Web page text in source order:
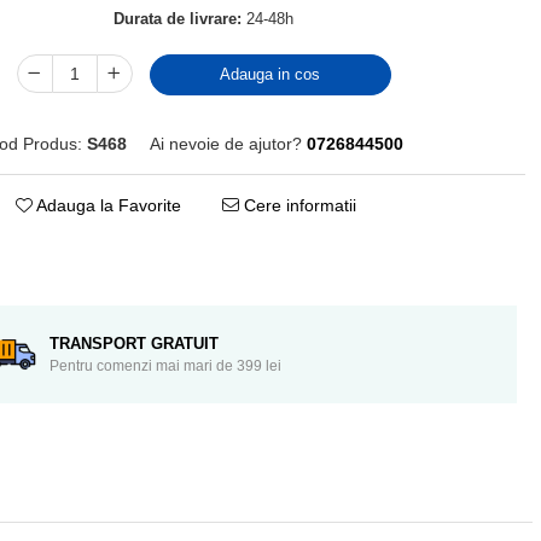
Durata de livrare: 24-48h
Adauga in cos
Produs: S468 Ai nevoie de ajutor? 0726844500
Adauga la Favorite Cere informatii
TRANSPORT GRATUIT
Pentru comenzi mai mari de 399 lei